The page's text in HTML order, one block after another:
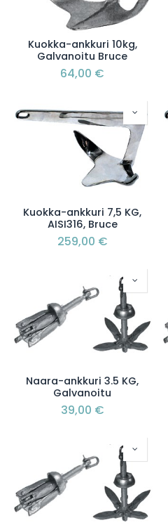
Kuokka-ankkuri 10kg,
Galvanoitu Bruce
64,00 €
Kuokka-ankkuri 7,5 KG,
AISI316, Bruce
259,00 €
Naara-ankkuri 3.5 KG,
Galvanoitu
39,00 €